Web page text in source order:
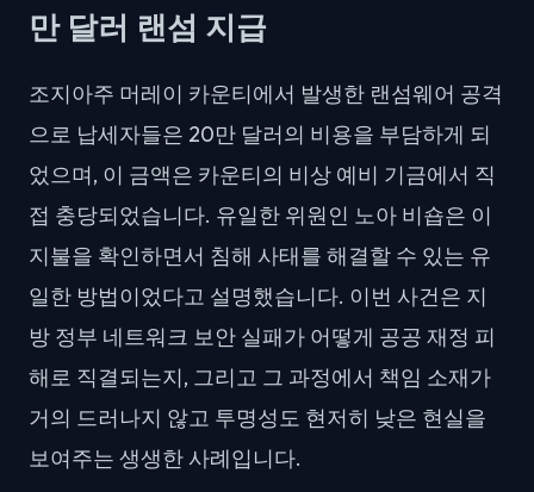
만 달러 랜섬 지급
조지아주 머레이 카운티에서 발생한 랜섬웨어 공격
으로 납세자들은 20만 달러의 비용을 부담하게 되
었으며, 이 금액은 카운티의 비상 예비 기금에서 직
접 충당되었습니다. 유일한 위원인 노아 비숍은 이
지불을 확인하면서 침해 사태를 해결할 수 있는 유
일한 방법이었다고 설명했습니다. 이번 사건은 지
방 정부 네트워크 보안 실패가 어떻게 공공 재정 피
해로 직결되는지, 그리고 그 과정에서 책임 소재가
거의 드러나지 않고 투명성도 현저히 낮은 현실을
보여주는 생생한 사례입니다.